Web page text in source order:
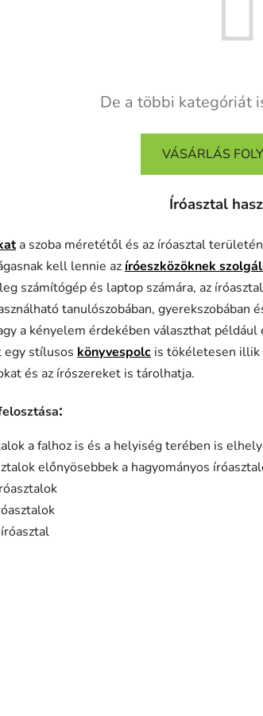
De a többi kategóriát
VÁSÁRLÁS
Íróasztal
a szoba méretétől és az íróasztal
kell lennie az íróeszközöknek
számítógép és laptop számára, az
tanulószobában, gyerekszobában
a kényelem érdekében választhat például
egy stílusos könyvespolc is tökéletesen illik
és az írószereket is tárolhatja.
:
a falhoz is és a helyiség terében is
előnyösebbek a hagyományos